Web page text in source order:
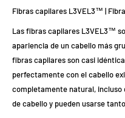
Fibras capilares L3VEL3™ |
Las fibras capilares L3VEL3™
apariencia de un cabello más
fibras capilares son casi
perfectamente con el cabello
completamente natural, incluso
de cabello y pueden usarse